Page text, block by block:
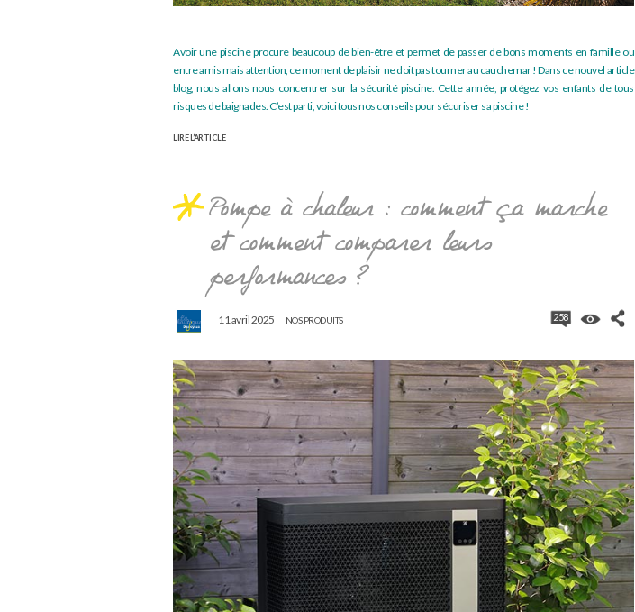
Avoir une piscine procure beaucoup de bien-être et permet de passer de bons moments en famille ou
entre amis mais attention, ce moment de plaisir ne doit pas tourner au cauchemar ! Dans ce nouvel article
blog, nous allons nous concentrer sur la sécurité piscine. Cette année, protégez vos enfants de tous
risques de baignades. C’est parti, voici tous nos conseils pour sécuriser sa piscine !
LIRE L’ARTICLE
Pompe à chaleur : comment ça marche
et comment comparer leurs
performances ?
11 avril 2025 NOS PRODUITS 258